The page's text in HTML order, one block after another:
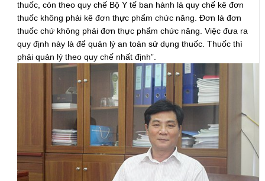
thuốc, còn theo quy chế Bộ Y tế ban hành là quy chế kê đơn
thuốc không phải kê đơn thực phẩm chức năng. Đơn là đơn
thuốc chứ không phải đơn thực phẩm chức năng. Việc đưa ra
quy định này là để quản lý an toàn sử dụng thuốc. Thuốc thì
phải quản lý theo quy chế nhất định”.